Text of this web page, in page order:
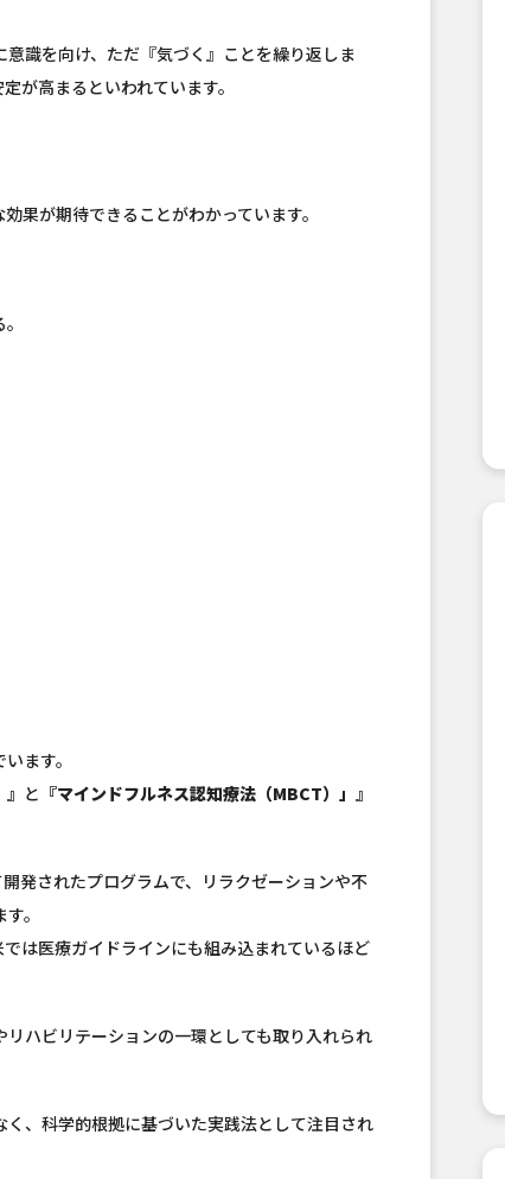
識を向け、ただ『気づく』ことを繰り返しま
が高まるといわれています。
果が期待できることがわかっています。
ます。
と 『マインドフルネス認知療法（MBCT）」』
発されたプログラムで、リラクゼーションや不
。
は医療ガイドラインにも組み込まれているほど
ハビリテーションの一環としても取り入れられ
、科学的根拠に基づいた実践法として注目され